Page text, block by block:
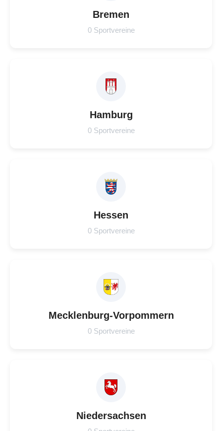
Bremen
0 Sportvereine
Hamburg
0 Sportvereine
Hessen
0 Sportvereine
Mecklenburg-Vorpommern
0 Sportvereine
Niedersachsen